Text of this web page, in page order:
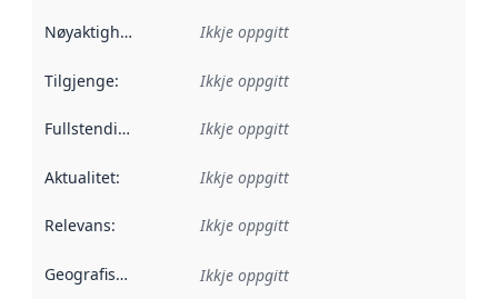
Nøyaktigheit Ikkje oppgitt
Tilgjenge: Ikkje oppgitt
Fullstendigheit Ikkje oppgitt
Aktualitet: Ikkje oppgitt
Relevans: Ikkje oppgitt
Geografisk område Ikkje oppgitt